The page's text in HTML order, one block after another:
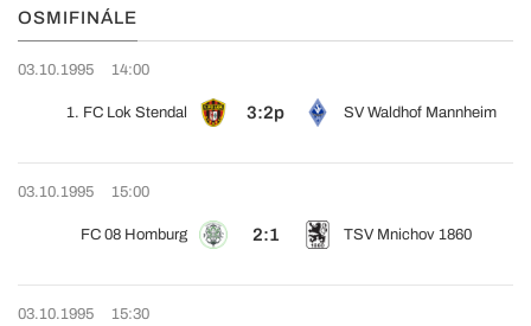
OSMIFINÁLE
03.10.1995 14:00
1. FC Lok Stendal 3:2p SV Waldhof Mannheim
03.10.1995 15:00
FC 08 Homburg 2:1 TSV Mnichov 1860
03.10.1995 15:30